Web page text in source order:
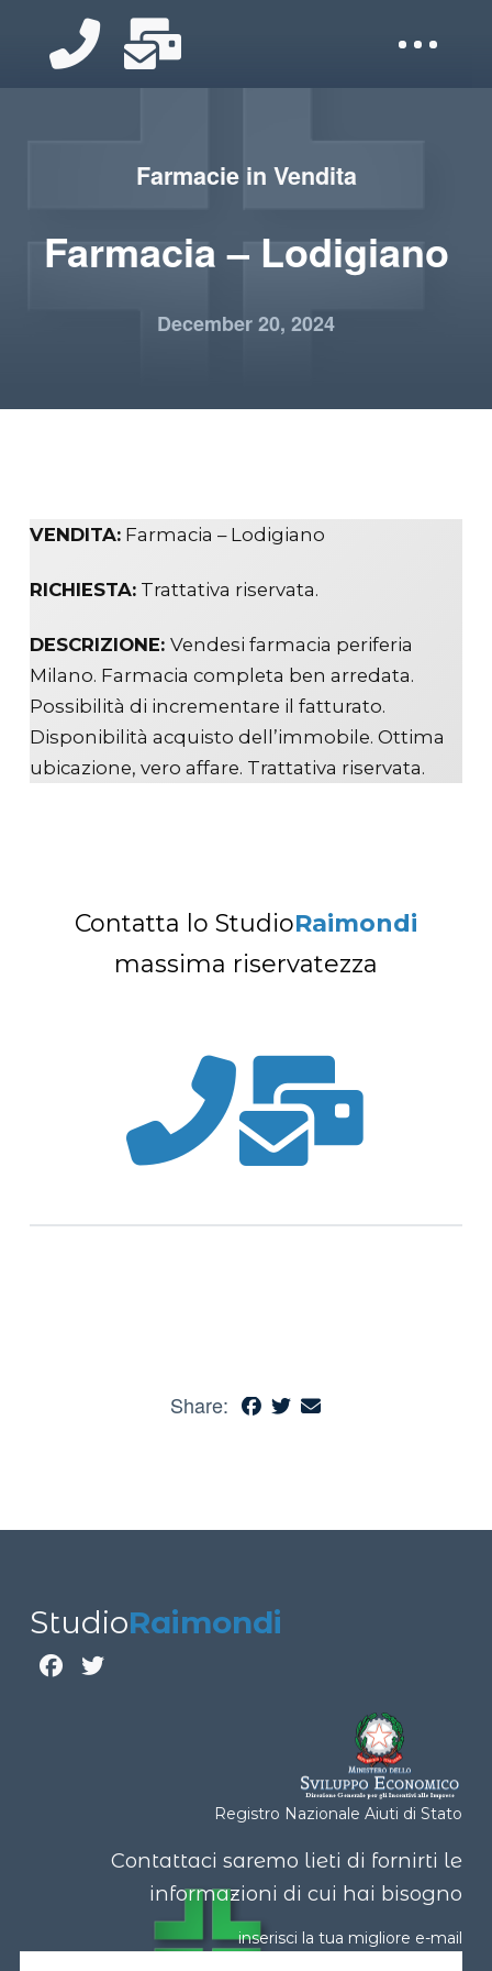
Farmacie in Vendita
Farmacia – Lodigiano
December 20, 2024
VENDITA:Farmacia – Lodigiano
RICHIESTA:Trattativa riservata.
DESCRIZIONE: Vendesi farmacia periferia
Milano. Farmacia completa ben arredata.
Possibilità di incrementare il fatturato.
Disponibilità acquisto dell’immobile. Ottima
ubicazione, vero affare. Trattativa riservata.
Contatta lo StudioRaimondi
massima riservatezza
Share:
StudioRaimondi
Registro Nazionale Aiuti di Stato
Contattaci saremo lieti di fornirti le
informazioni di cui hai bisogno​
inserisci la tua migliore e-mail